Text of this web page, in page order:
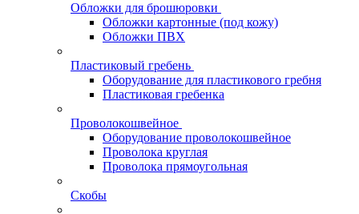
Обложки для брошюровки
Обложки картонные (под кожу)
Обложки ПВХ
Пластиковый гребень
Оборудование для пластикового гребня
Пластиковая гребенка
Проволокошвейное
Оборудование проволокошвейное
Проволока круглая
Проволока прямоугольная
Скобы